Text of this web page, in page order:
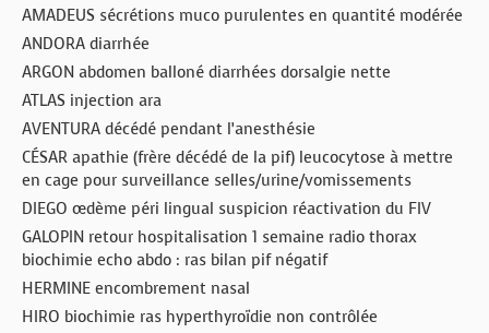
AMADEUS sécrétions muco purulentes en quantité modérée
ANDORA diarrhée
ARGON abdomen balloné diarrhées dorsalgie nette
ATLAS injection ara
AVENTURA décédé pendant l’anesthésie
CÉSAR apathie (frère décédé de la pif) leucocytose à mettre
en cage pour surveillance selles/urine/vomissements
DIEGO œdème péri lingual suspicion réactivation du FIV
GALOPIN retour hospitalisation 1 semaine radio thorax
biochimie echo abdo : ras bilan pif négatif
HERMINE encombrement nasal
HIRO biochimie ras hyperthyroïdie non contrôlée